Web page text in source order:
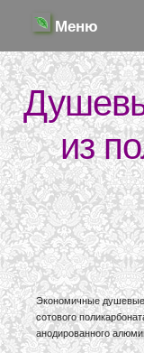
Меню
из
Экономичные душевые
сотового
анодированного